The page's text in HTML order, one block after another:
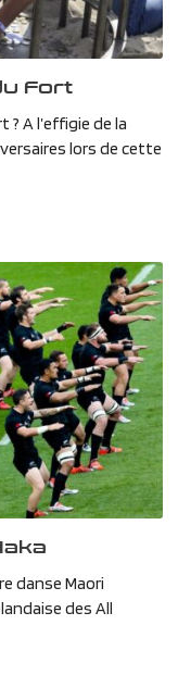
Fort
A l’effigie de la
lors de cette
danse Maori
des All